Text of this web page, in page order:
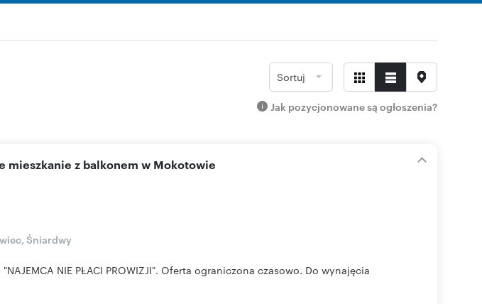
Sortuj
Jak pozycjonowane są ogłoszenia?
mieszkanie z balkonem w Mokotowie
Śniardwy
NIE PŁACI PROWIZJI". Oferta ograniczona czasowo. Do wynajęcia